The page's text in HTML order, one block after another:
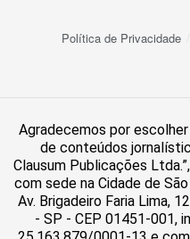
Política de Privacidade
Agradecemos por escolher
de conteúdos
Clausum Publicações
com sede na Cidade de
Av. Brigadeiro Faria Lima,
- SP - CEP 01451-001,